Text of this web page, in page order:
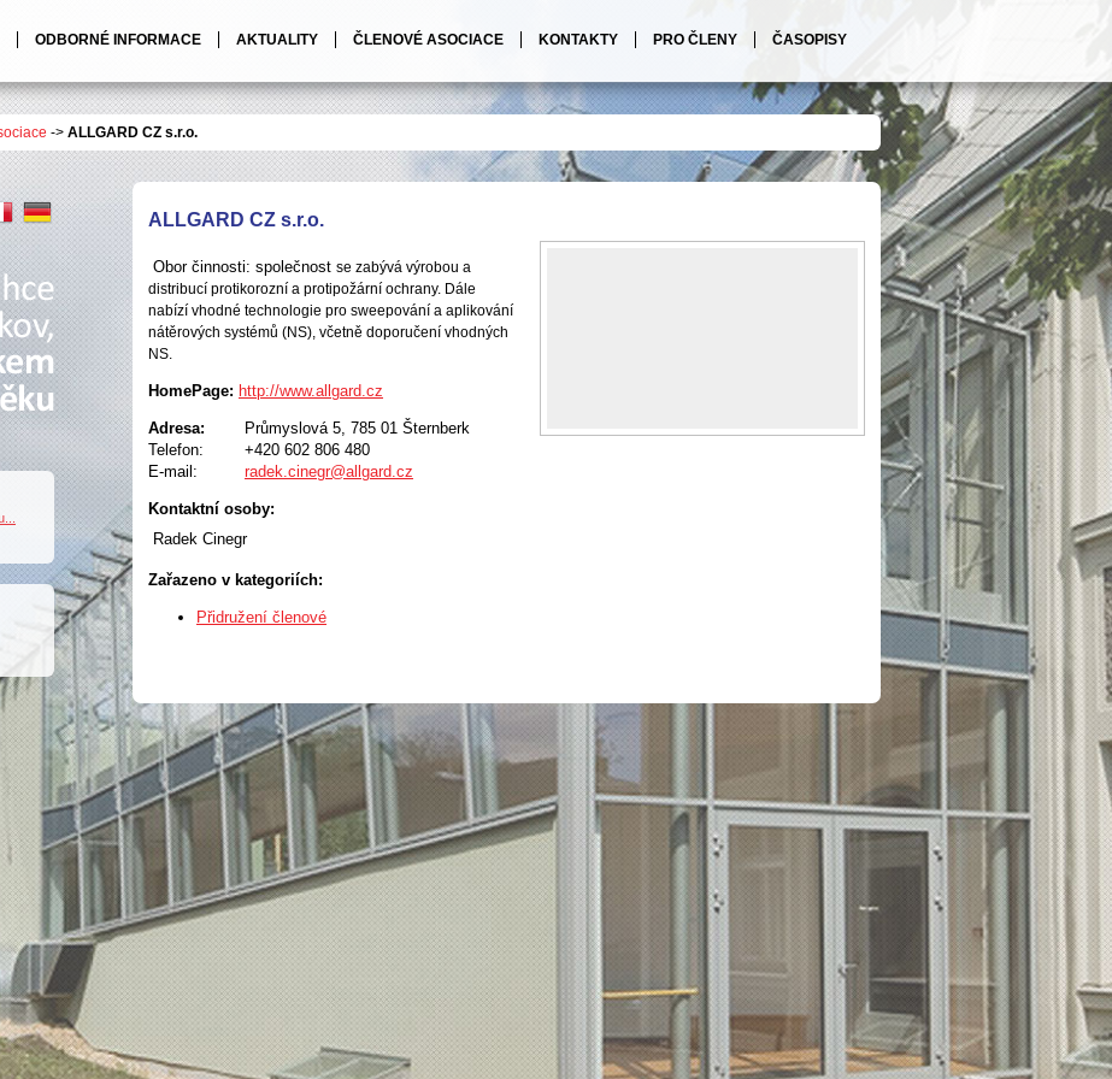
ODBORNÉ INFORMACE AKTUALITY ČLENOVÉ ASOCIACE KONTAKTY PRO ČLENY ČASOPISY
-> ALLGARD CZ s.r.o.
ALLGARD CZ s.r.o.
Obor činnosti: společnost se zabývá výrobou a
distribucí protikorozní a protipožární ochrany. Dále
nabízí vhodné technologie pro sweepování a aplikování
nátěrových systémů (NS), včetně doporučení vhodných
NS.
HomePage: http://www.allgard.cz
Adresa:
Průmyslová 5, 785 01 Šternberk
Telefon:
+420 602 806 480
E-mail:
radek.cinegr@allgard.cz
Kontaktní osoby:
Radek Cinegr
Zařazeno v kategoriích:
Přidružení členové